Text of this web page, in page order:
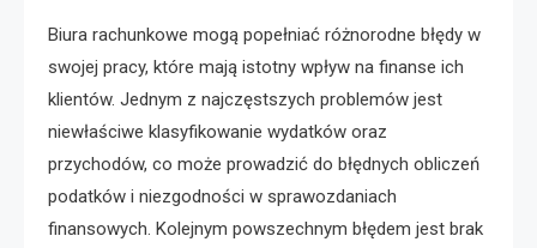
Biura rachunkowe mogą popełniać różnorodne błędy w
swojej pracy, które mają istotny wpływ na finanse ich
klientów. Jednym z najczęstszych problemów jest
niewłaściwe klasyfikowanie wydatków oraz
przychodów, co może prowadzić do błędnych obliczeń
podatków i niezgodności w sprawozdaniach
finansowych. Kolejnym powszechnym błędem jest brak